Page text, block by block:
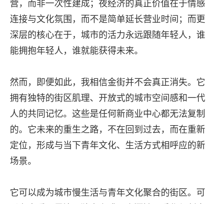
营，而非一次性建成；夜经济的真正价值在于情感
连接与文化氛围，而不是简单延长营业时间；而更
深层的核心在于，城市的活力永远跟随年轻人，谁
能拥抱年轻人，谁就能获得未来。
然而，即便如此，我相信金街并不会真正消失。它
拥有独特的街区肌理、开放式的城市空间感和一代
人的共同记忆。这些是任何新商业中心都无法复制
的。它未来的重生之路，不在回到过去，而在重新
定位，形成与当下青年文化、生活方式相呼应的新
场景。
它可以成为城市慢生活与青年文化聚合的街区。可